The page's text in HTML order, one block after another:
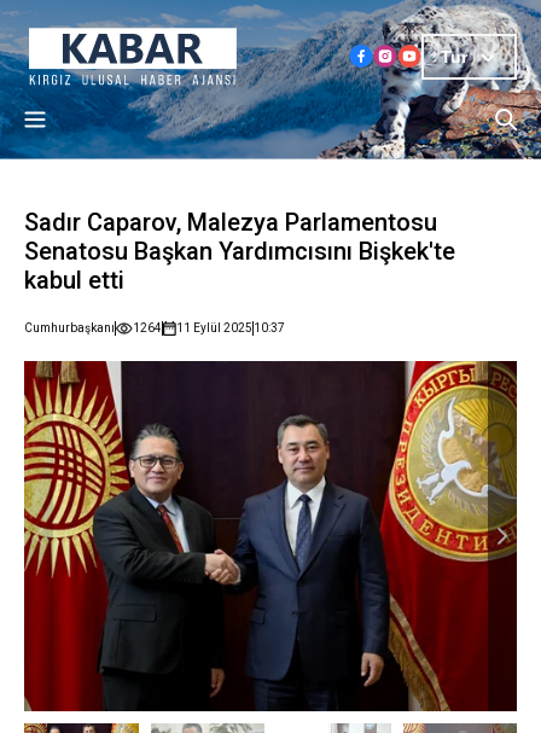
Tur
Sadır Caparov, Malezya Parlamentosu
Senatosu Başkan Yardımcısını Bişkek'te
kabul etti
Cumhurbaşkanı 1264 11 Eylül 2025 10:37